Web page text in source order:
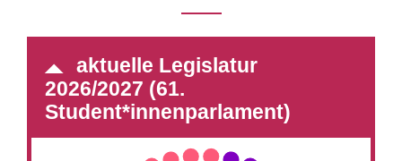
aktuelle Legislatur
2026/2027 (61.
Student*innenparlament)